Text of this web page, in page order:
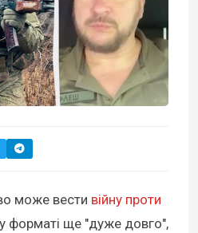
може вести війну проти
форматі ще "дуже довго",